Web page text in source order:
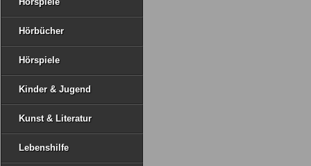
Hörbücher
Hörspiele
Kinder & Jugend
Kunst & Literatur
Lebenshilfe